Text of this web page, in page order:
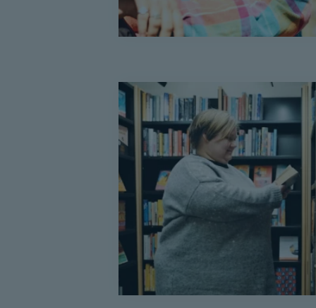
”Jo
valmistuessani
tiesin,
etten
tekemään
sitä
työtä”
–
Ammatillinen